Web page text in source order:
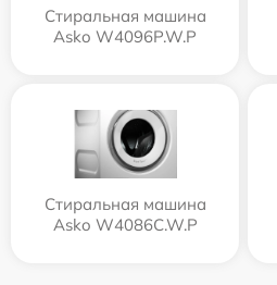
Стиральная машина
Asko W4096P.W.P
Стиральная машина
Asko W4086C.W.P